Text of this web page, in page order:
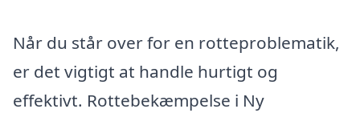
Når du står over for en rotteproblematik,
er det vigtigt at handle hurtigt og
effektivt. Rottebekæmpelse i Ny